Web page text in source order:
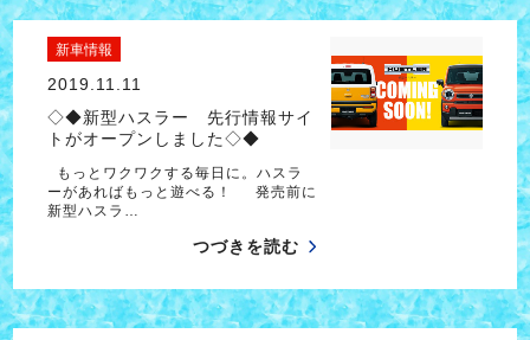
新車情報
2019.11.11
◇◆新型ハスラー 先行情報サイ
トがオープンしました◇◆
もっとワクワクする毎日に。ハスラ
ーがあればもっと遊べる！ 発売前に
新型ハスラ…
つづきを読む